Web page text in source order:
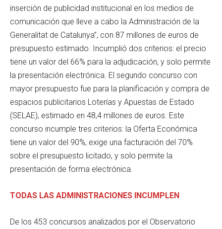
inserción de publicidad institucional en los medios de
comunicación que lleve a cabo la Administración de la
Generalitat de Catalunya”, con 87 millones de euros de
presupuesto estimado. Incumplió dos criterios: el precio
tiene un valor del 66% para la adjudicación, y solo permite
la presentación electrónica. El segundo concurso con
mayor presupuesto fue para la planificación y compra de
espacios publicitarios Loterías y Apuestas de Estado
(SELAE), estimado en 48,4 millones de euros. Este
concurso incumple tres criterios: la Oferta Económica
tiene un valor del 90%, exige una facturación del 70%
sobre el presupuesto licitado, y solo permite la
presentación de forma electrónica.
TODAS LAS ADMINISTRACIONES INCUMPLEN
De los 453 concursos analizados por el Observatorio